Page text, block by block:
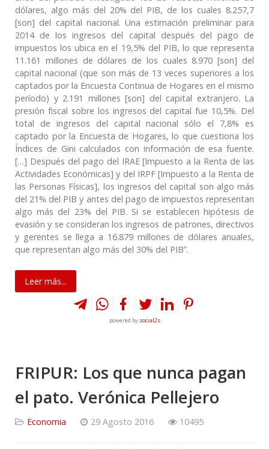
dólares, algo más del 20% del PIB, de los cuales 8.257,7
[son] del capital nacional. Una estimación preliminar para
2014 de los ingresos del capital después del pago de
impuestos los ubica en el 19,5% del PIB, lo que representa
11.161 millones de dólares de los cuales 8.970 [son] del
capital nacional (que son más de 13 veces superiores a los
captados por la Encuesta Continua de Hogares en el mismo
período) y 2.191 millones [son] del capital extranjero. La
presión fiscal sobre los ingresos del capital fue 10,5%. Del
total de ingresos del capital nacional sólo el 7,8% es
captado por la Encuesta de Hogares, lo que cuestiona los
Índices de Gini calculados con información de esa fuente.
[…] Después del pago del IRAE [Impuesto a la Renta de las
Actividades Económicas] y del IRPF [Impuesto a la Renta de
las Personas Físicas], los ingresos del capital son algo más
del 21% del PIB y antes del pago de impuestos representan
algo más del 23% del PIB. Si se establecen hipótesis de
evasión y se consideran los ingresos de patrones, directivos
y gerentes se llega a 16.879 millones de dólares anuales,
que representan algo más del 30% del PIB”.
Leer más...
powered by social2s
FRIPUR: Los que nunca pagan
el pato. Verónica Pellejero
Economia 29 Agosto 2016 10495